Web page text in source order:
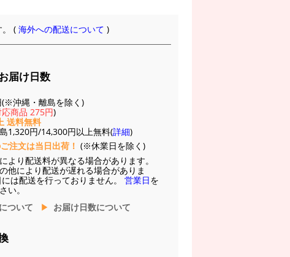
。 (海外への配送について )
届け日数
沖縄・離島を除く)
応商品 275円)
送料無料
1,320円/14,300円以上無料(詳細)
注文は当日出荷！ (※休業日を除く)
より配送料が異なる場合があります。
他により配送が遅れる場合がありま
は配送を行っておりません。 営業日を
い。
ついて
お届け日数について